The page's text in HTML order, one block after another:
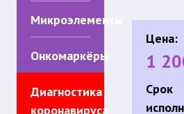
Цена:
1
Срок
Микроэлементы
Онкомаркёры
Диагностика
коронавируса